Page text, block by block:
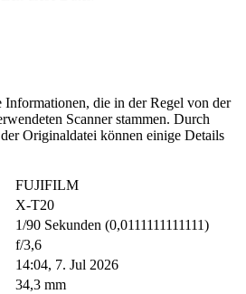
Informationen, die in der Regel von der
Scanner stammen. Durch
Originaldatei können einige Details
FUJIFILM
X-T20
1/90 Sekunden (0,0111111111111)
f/3,6
14:04, 7. Jul 2026
34,3 mm